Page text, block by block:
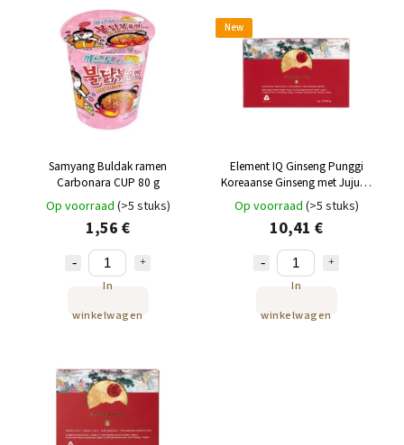
Alfabetisch
Samyang Buldak ramen
Carbonara CUP 80 g
Op voorraad (>5 stuks)
1,56 €
In
winkelwagen
New
Element IQ Ginseng Punggi
Koreaanse Ginseng met Jujube
20 x 3 g
Op voorraad (>5 stuks)
10,41 €
In
winkelwagen